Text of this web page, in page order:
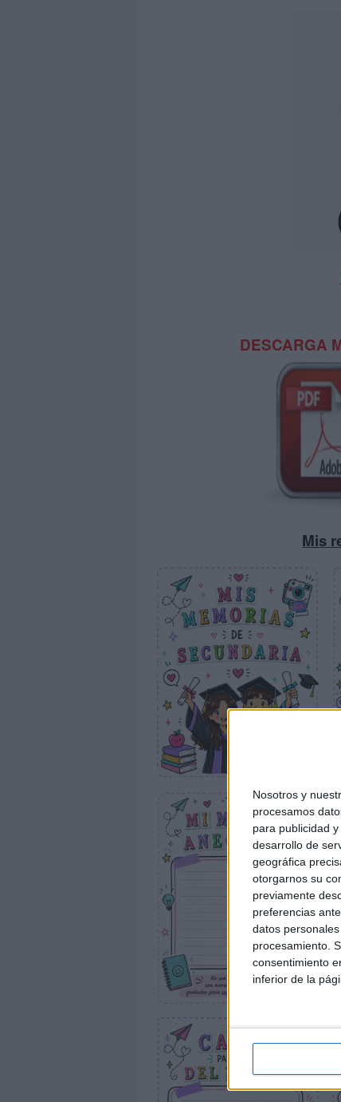
Nosotros y
procesamos
para publicidad
desarrollo de
geográfica
otorgarnos su
previamente
preferencias
datos
procesamiento.
consentimiento
inferior de la
DESCARGA
Mis